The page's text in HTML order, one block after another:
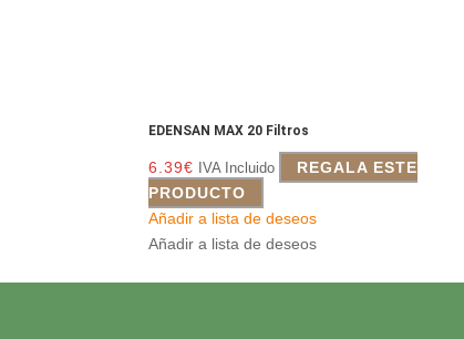
EDENSAN MAX 20 Filtros
6.39€ IVA Incluido
REGALA ESTE
PRODUCTO
Añadir a lista de deseos
Añadir a lista de deseos